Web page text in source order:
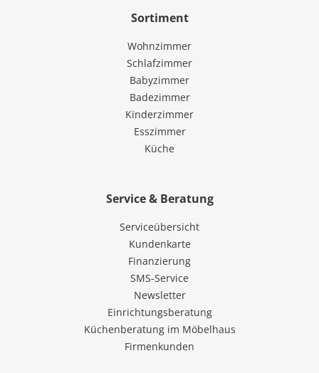
Sortiment
Wohnzimmer
Schlafzimmer
Babyzimmer
Badezimmer
Kinderzimmer
Esszimmer
Küche
Service & Beratung
Serviceübersicht
Kundenkarte
Finanzierung
SMS-Service
Newsletter
Einrichtungsberatung
Küchenberatung im Möbelhaus
Firmenkunden